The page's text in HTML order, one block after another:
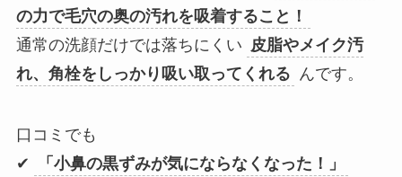
の力で毛穴の奥の汚れを吸着すること！
通常の洗顔だけでは落ちにくい 皮脂やメイク汚
れ、角栓をしっかり吸い取ってくれる んです。
口コミでも
✔
「小鼻の黒ずみが気にならなくなった！」